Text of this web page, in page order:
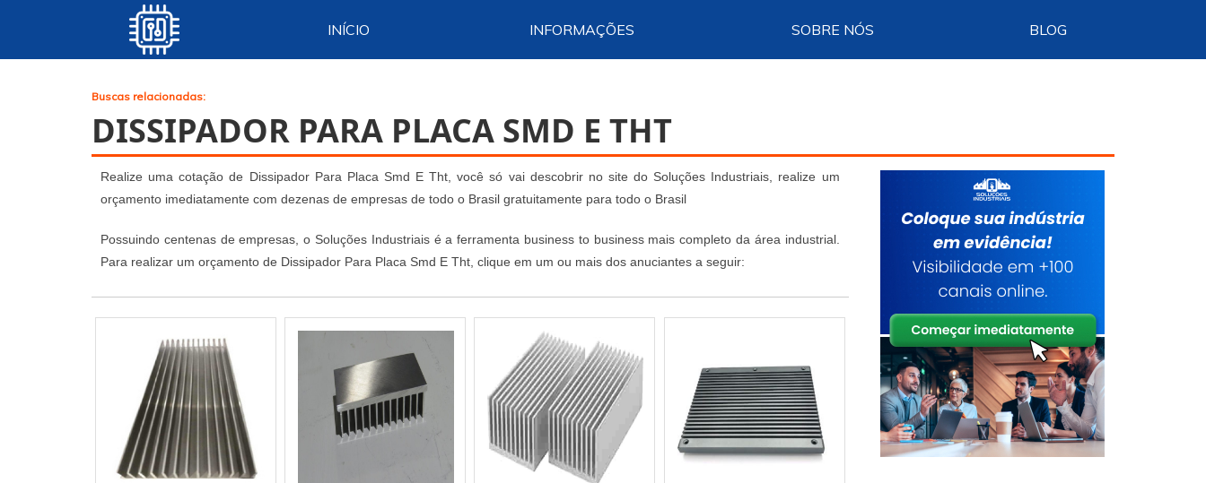
INÍCIO INFORMAÇÕES SOBRE NÓS
BLOG
>
Buscas relacionadas:
DISSIPADOR PARA PLACA SMD E THT
Realize uma cotação de Dissipador Para Placa Smd E Tht, você só vai descobrir no site do Soluções Industriais, realize um
orçamento imediatamente com dezenas de empresas de todo o Brasil gratuitamente para todo o Brasil
Possuindo centenas de empresas, o Soluções Industriais é a ferramenta business to business mais completo da área industrial.
Para realizar um orçamento de Dissipador Para Placa Smd E Tht, clique em um ou mais dos anuciantes a seguir: